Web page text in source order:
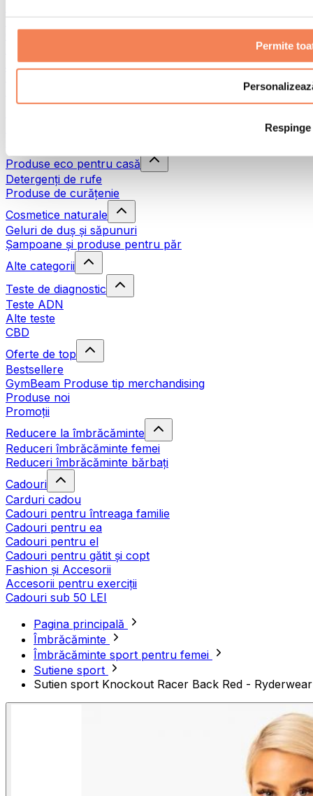
Permite
Respinge
Sporturi de contact
Terapie prin frig
Produse eco pentru casă
Detergenți de rufe
Produse de curățenie
Cosmetice naturale
Geluri de duș și săpunuri
Șampoane și produse pentru păr
Alte categorii
Teste de diagnostic
Teste ADN
Alte teste
CBD
Oferte de top
Bestsellere
GymBeam Produse tip merchandising
Produse noi
Promoții
Reducere la îmbrăcăminte
Reduceri îmbrăcăminte femei
Reduceri îmbrăcăminte bărbați
Cadouri
Carduri cadou
Cadouri pentru întreaga familie
Cadouri pentru ea
Cadouri pentru el
Cadouri pentru gătit și copt
Fashion și Accesorii
Accesorii pentru exerciții
Cadouri sub 50 LEI
Pagina principală
Îmbrăcăminte
Îmbrăcăminte sport pentru femei
Sutiene sport
Sutien sport Knockout Racer Back Red - Ryderwear